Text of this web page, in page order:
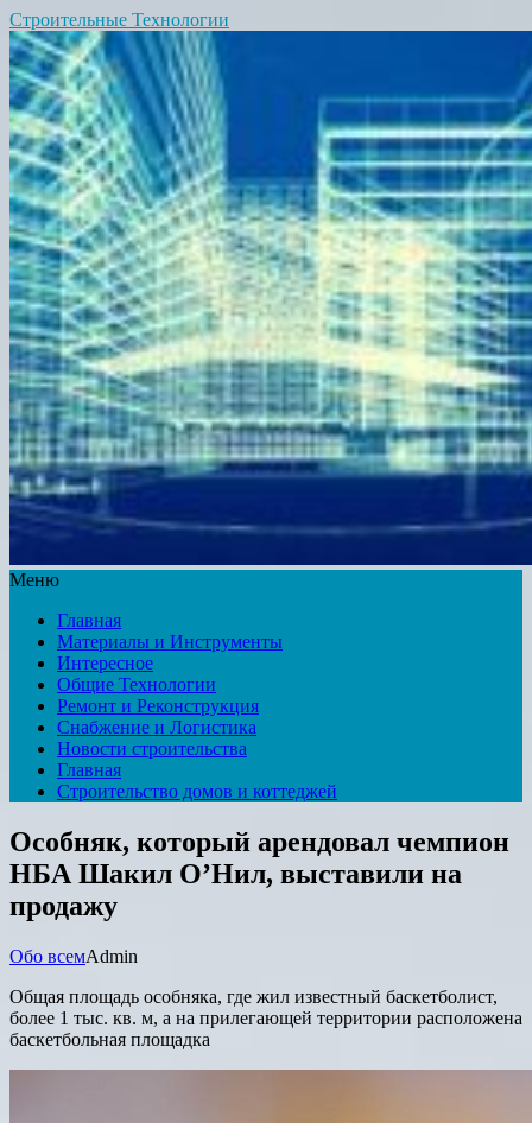
Строительные Технологии
Меню
Главная
Материалы и Инструменты
Интересное
Общие Технологии
Ремонт и Реконструкция
Снабжение и Логистика
Новости строительства
Главная
Строительство домов и коттеджей
Особняк, который арендовал чемпион
НБА Шакил О’Нил, выставили на
продажу
Обо всемAdmin
Общая площадь особняка, где жил известный баскетболист,
более 1 тыс. кв. м, а на прилегающей территории расположена
баскетбольная площадка